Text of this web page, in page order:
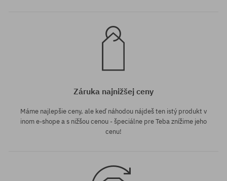
Záruka najnižšej ceny
Máme najlepšie ceny, ale keď náhodou nájdeš ten istý produkt v
inom e-shope a s nižšou cenou - špeciálne pre Teba znížime jeho
cenu!